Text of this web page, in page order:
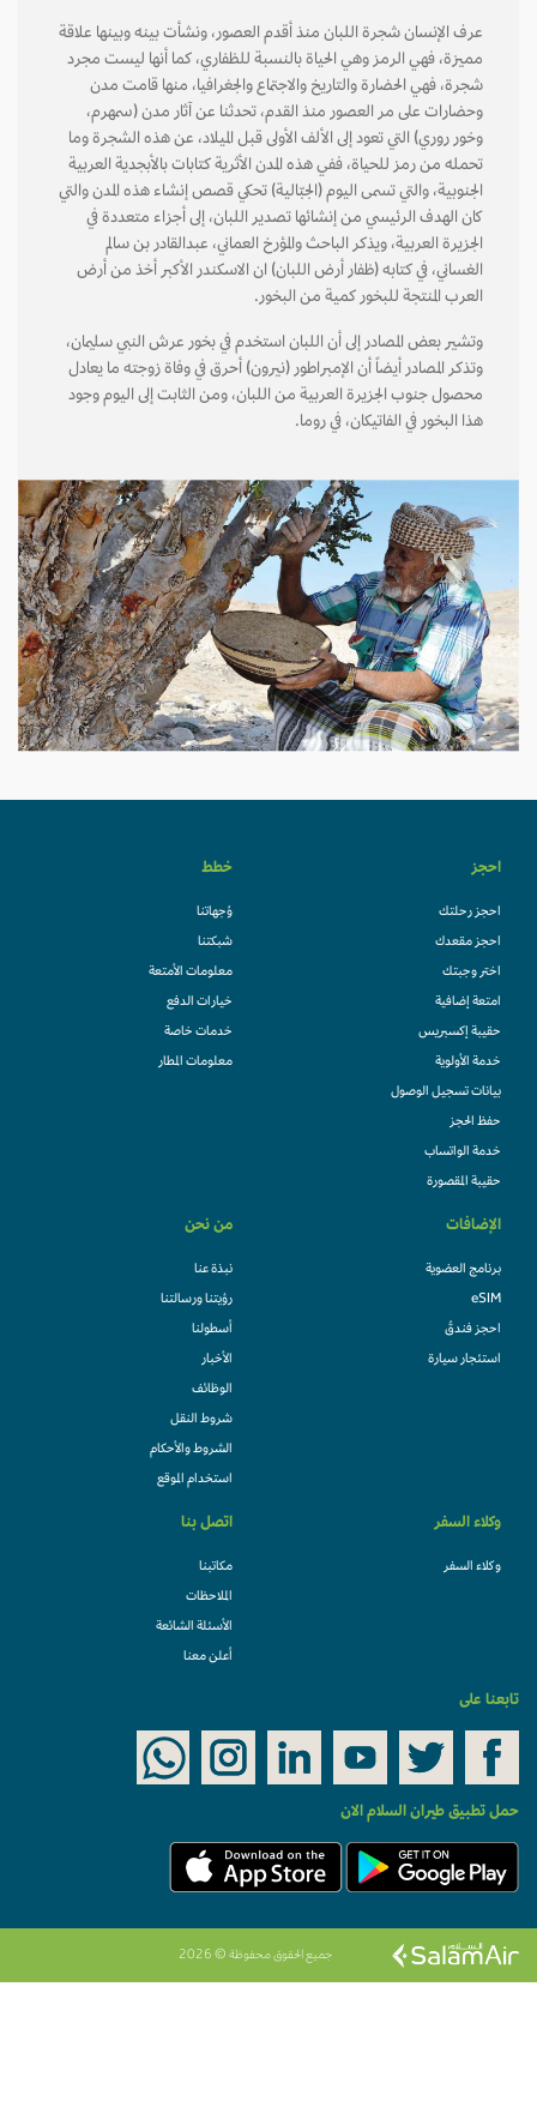
عرف الإنسان شجرة اللبان منذ أقدم العصور، ونشأت بينه وبينها علاقة
مميزة، فهي الرمز وهي الحياة بالنسبة للظفاري، كما أنها ليست مجرد
شجرة، فهي الحضارة والتاريخ والاجتماع والجغرافيا، منها قامت مدن
وحضارات على مر العصور منذ القدم، تحدثنا عن آثار مدن (سمهرم،
وخور روري) التي تعود إلى الألف الأولى قبل الميلاد، عن هذه الشجرة وما
تحمله من رمز للحياة، ففي هذه المدن الأثرية كتابات بالأبجدية العربية
الجنوبية، والتي تسمى اليوم (الجبّالية) تحكي قصص إنشاء هذه المدن والتي
كان الهدف الرئيسي من إنشائها تصدير اللبان، إلى أجزاء متعددة في
الجزيرة العربية، ويذكر الباحث والمؤرخ العماني، عبدالقادر بن سالم
الغساني، في كتابه (ظفار أرض اللبان) ان الاسكندر الأكبر أخذ من أرض
العرب المنتجة للبخور كمية من البخور.
وتشير بعض المصادر إلى أن اللبان استخدم في بخور عرش النبي سليمان،
وتذكر المصادر أيضاً أن الإمبراطور (نيرون) أحرق في وفاة زوجته ما يعادل
محصول جنوب الجزيرة العربية من اللبان، ومن الثابت إلى اليوم وجود
هذا البخور في الفاتيكان، في روما.
احجز
احجز رحلتك
احجز مقعدك
اختر وجبتك
امتعة إضافية
حقيبة إكسبريس
خدمة الأولوية
بيانات تسجيل الوصول
حفظ الحجز
خدمة الواتساب
حقيبة المقصورة
خطط
وُجهاتنا
شبكتنا
معلومات الأمتعة
خيارات الدفع
خدمات خاصة
معلومات المطار
الإضافات
برنامج العضوية
eSIM
احجز فندقً
استئجار سيارة
من نحن
نبذة عنا
رؤيتنا ورسالتنا
أسطولنا
الأخبار
الوظائف
شروط النقل
الشروط والأحكام
استخدام الموقع
وكلاء السفر
وكلاء السفر
اتصل بنا
مكاتبنا
الملاحظات
الأسئلة الشائعة
أعلن معنا
تابعنا على
حمل تطبيق طيران السلام الان
جميع الحقوق محفوظة © 2026